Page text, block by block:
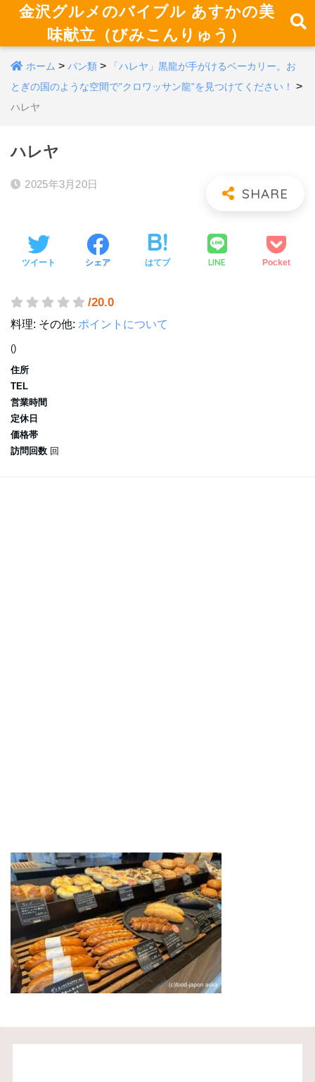
金沢グルメのバイブル あすかの美
味献立（びみこんりゅう）
ホーム > パン類 >
「ハレヤ」黒龍が手がけるベーカリー。お
とぎの国のような空間で”クロワッサン龍”を見つけてください！
>
ハレヤ
ハレヤ
2025年3月20日
ツイート シェア はてブ LINE Pocket
/20.0
料理: その他: ポイントについて
()
住所
TEL
営業時間
定休日
価格帯
訪問回数 回